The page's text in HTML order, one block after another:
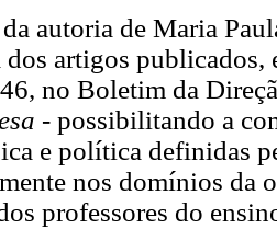
autoria de Maria
artigos publicados,
no Boletim da
- possibilitando a
e política definidas
nos domínios da
professores do